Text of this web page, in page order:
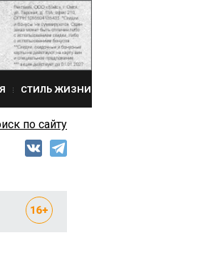
СТИЛЬ ЖИЗНИ
по сайту